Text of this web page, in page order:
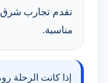
تقدم تجارب شرق
مناسبة.
إذا كانت الرحلة